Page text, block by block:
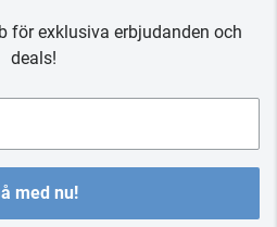
för exklusiva erbjudanden och
deals!
med nu!